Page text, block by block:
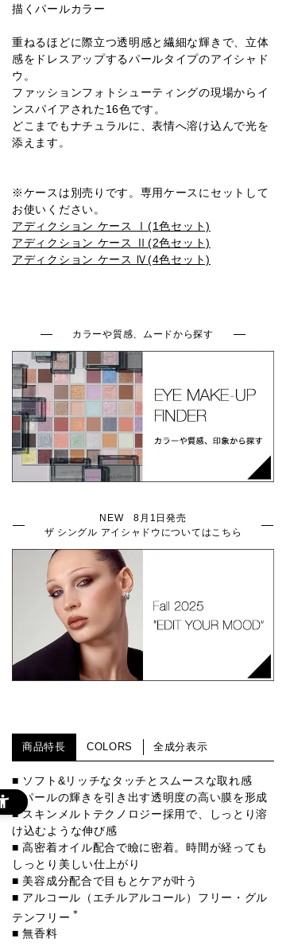
010P 011P 012P 013P 014P
015P 016P 001SP
009SP 010SP 011SP 012SP
004N 006N 007N
008N 001C 002C
描くパールカラー
重ねるほどに際立つ透明感と繊細な輝きで、立体
感をドレスアップするパールタイプのアイシャド
ウ。
ファッションフォトシューティングの現場からイ
ンスパイアされた16色です。
どこまでもナチュラルに、表情へ溶け込んで光を
添えます。
※ケースは別売りです。専用ケースにセットして
お使いください。
アディクション ケース Ⅰ(1色セット)
アディクション ケース Ⅱ(2色セット)
アディクション ケース Ⅳ(4色セット)
カラーや質感、ムードから探す
NEW 8月1日発売
ザ シングル アイシャドウについてはこちら
商品特長 COLORS 全成分表示
■ ソフト&リッチなタッチとスムースな取れ感
■ パールの輝きを引き出す透明度の高い膜を形成
■ スキンメルトテクノロジー採用で、しっとり溶
け込むような伸び感
■ 高密着オイル配合で瞼に密着。時間が経っても
しっとり美しい仕上がり
■ 美容成分配合で目もとケアが叶う
■ アルコール（エチルアルコール）フリー・グル
テンフリー ＊
■ 無香料